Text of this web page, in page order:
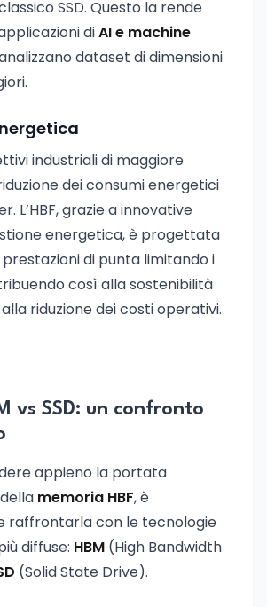
SSD. Questo la rende
diAI e machine
dataset di dimensioni
industriali di maggiore
dei consumi energetici
L’HBF, grazie a innovative
energetica, è progettata
di punta limitando i
così alla sostenibilità
riduzione dei costi operativi.
vs SSD: un confronto
appieno la portata
memoria HBF, è
raffrontarla con le tecnologie
diffuse: HBM (High Bandwidth
(Solid State Drive).